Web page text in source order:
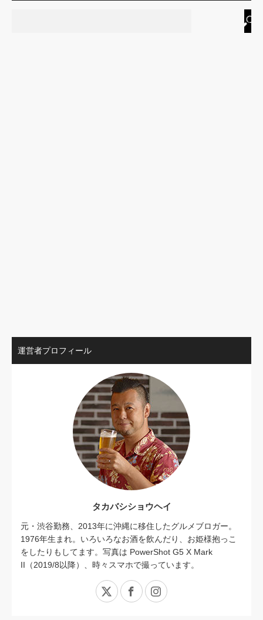
運営者プロフィール
タカバシショウヘイ
元・渋谷勤務、2013年に沖縄に移住したグルメブロガー。
1976年生まれ。いろいろなお酒を飲んだり、お姫様抱っこ
をしたりもしてます。写真は PowerShot G5 X Mark
II（2019/8以降）、時々スマホで撮っています。
X FacebookInstagram